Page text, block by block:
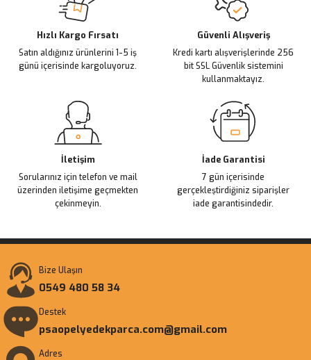
Ürün bilgilerinde hatalar bulunuyor.
Ürün fiyatı diğer sitelerden daha pahalı.
Bu ürüne benzer farklı alternatifler olmalı.
Hızlı Kargo Fırsatı
Satın aldığınız ürünlerini 1-5 iş
günü içerisinde kargoluyoruz.
Güvenli Alışveriş
Kredi kartı alışverişlerinde 256
bit SSL Güvenlik sistemini
kullanmaktayız.
İletişim
Sorularınız için telefon ve mail
üzerinden iletişime geçmekten
çekinmeyin.
İade Garantisi
7 gün içerisinde
gerçekleştirdiğiniz siparişler
iade garantisindedir.
Bize Ulaşın
0549 480 58 34
Destek
psaopelyedekparca.com@gmail.com
Adres